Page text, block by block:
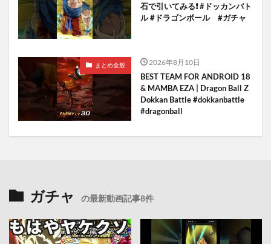
石で引いてみる❗️ #ドッカンバト
ル #ドラゴンボール #ガチャ
まとめ全般 2026年8月10日
BEST TEAM FOR ANDROID 18
& MAMBA EZA | Dragon Ball Z
Dokkan Battle #dokkanbattle
#dragonball
ガチャ の最新動画記事8件